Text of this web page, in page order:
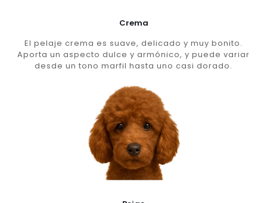
Crema
El pelaje crema es suave, delicado y muy bonito.
Aporta un aspecto dulce y armónico, y puede variar
desde un tono marfil hasta uno casi dorado.